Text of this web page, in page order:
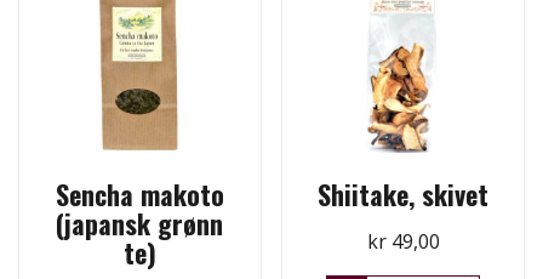
Sencha makoto
(japansk grønn
te)
Shiitake, skivet
kr49,00